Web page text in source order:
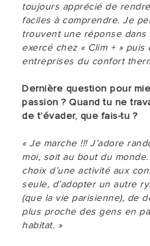
toujours apprécié de
faciles à comprendre. Je
trouvent une réponse dans
exercé chez « Clim + »
entreprises du confort
Dernière question pour
passion ? Quand tu ne
de t’évader, que fais-tu ?
« Je marche !!! J’adore
moi, soit au bout du
choix d’une activité aux
seule, d’adopter un autre
(que la vie parisienne), de
plus proche des gens en
habitat. »